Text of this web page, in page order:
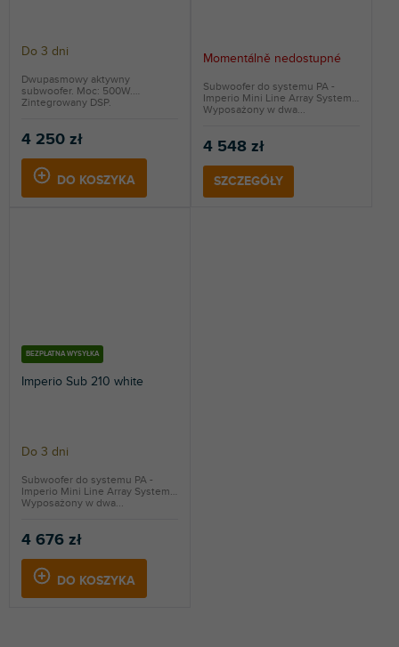
Do 3 dni
4 250 zł
DO KOSZYKA
Dwupasmowy aktywny
subwoofer. Moc: 500W.
Zintegrowany DSP.
Momentálně nedostupné
4 548 zł
SZCZEGÓŁY
Subwoofer do systemu PA -
Imperio Mini Line Array System.
Wyposażony w dwa...
BEZPŁATNA WYSYŁKA
Imperio Sub 210 white
Do 3 dni
4 676 zł
DO KOSZYKA
Subwoofer do systemu PA -
Imperio Mini Line Array System.
Wyposażony w dwa...